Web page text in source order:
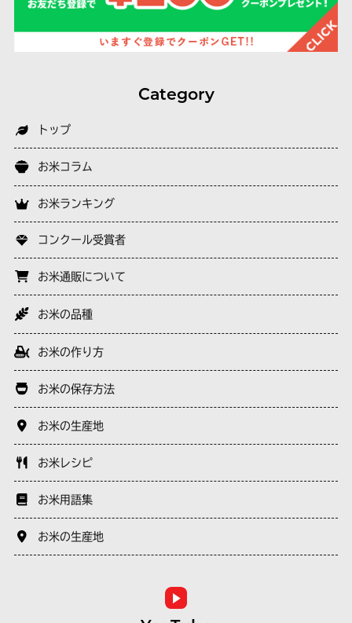
Category
トップ
お米コラム
お米ランキング
コンクール受賞者
お米通販について
お米の品種
お米の作り方
お米の保存方法
お米の生産地
お米レシピ
お米用語集
お米の生産地